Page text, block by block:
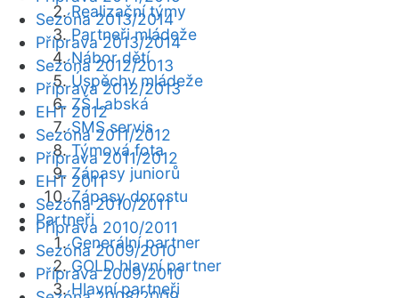
Realizační týmy
Partneři mládeže
Nábor dětí
Úspěchy mládeže
ZŠ Labská
SMS servis
Týmová fota
Zápasy juniorů
Zápasy dorostu
Partneři
Generální partner
GOLD hlavní partner
Hlavní partneři
Sezóna 2013/2014
Příprava 2013/2014
Sezóna 2012/2013
Příprava 2012/2013
EHT 2012
Sezóna 2011/2012
Příprava 2011/2012
EHT 2011
Sezóna 2010/2011
Příprava 2010/2011
Sezóna 2009/2010
Příprava 2009/2010